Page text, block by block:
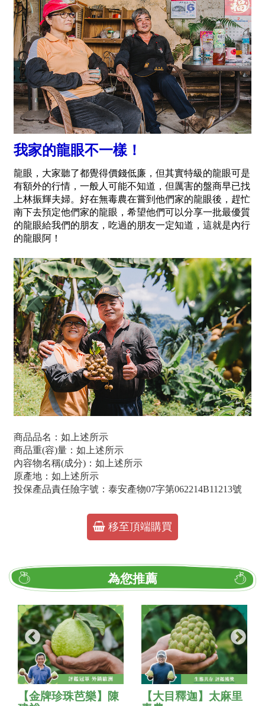
我家的龍眼不一樣！
龍眼，大家聽了都覺得價錢低廉，但其實特級的龍眼可是
有額外的行情，一般人可能不知道，但厲害的盤商早已找
上林振輝夫婦。好在無毒農在嘗到他們家的龍眼後，趕忙
南下去預定他們家的龍眼，希望他們可以分享一批最優質
的龍眼給我們的朋友，吃過的朋友一定知道，這就是內行
的龍眼阿！
商品品名：如上述所示
商品重(容)量：如上述所示
內容物名稱(成分)：如上述所示
原產地：如上述所示
投保產品責任險字號：泰安產物07字第062214B11213號
移至頂端購買
為您推薦
【金牌珍珠芭樂】陳
【大目釋迦】太麻里